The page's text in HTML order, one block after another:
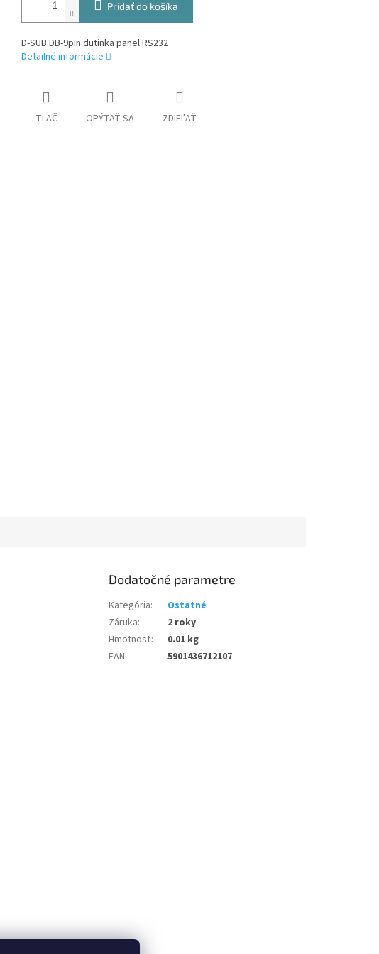
Pridať do košíka
D-SUB DB-9pin dutinka panel RS232
Detailné informácie
TLAČ OPÝTAŤ SA ZDIEĽAŤ
Dodatočné parametre
Kategória:
Ostatné
Záruka:
2 roky
Hmotnosť:
0.01 kg
EAN: 5901436712107